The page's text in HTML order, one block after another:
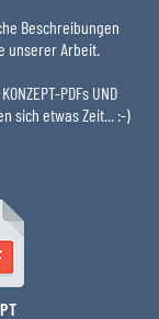
Beschreibungen
unserer Arbeit.
PDFs UND
sich etwas Zeit... :-)